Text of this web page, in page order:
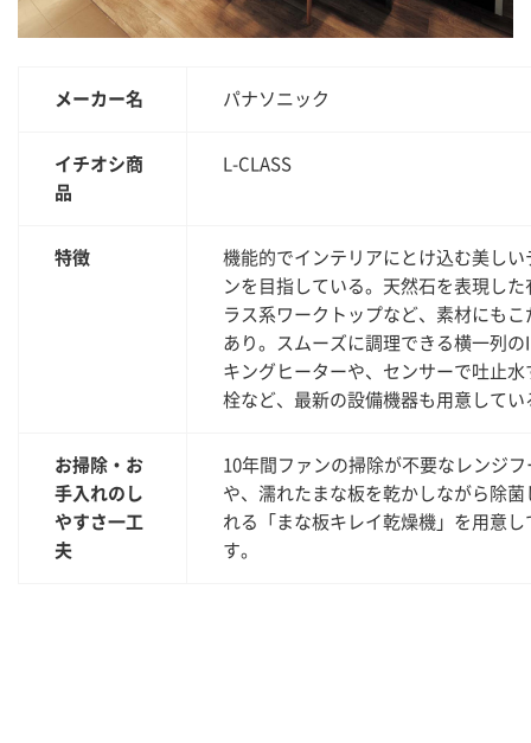
メーカー名 パナソニック
イチオシ商
品
L-CLASS
特徴
機能的でインテリアにとけ込む美しい
ンを目指している。天然石を表現した
ラス系ワークトップなど、素材にもこ
あり。スムーズに調理できる横一列の
キングヒーターや、センサーで吐止水
栓など、最新の設備機器も用意してい
お掃除・お
手入れのし
やすさ一工
夫
10年間ファンの掃除が不要なレンジフ
や、濡れたまな板を乾かしながら除菌
れる「まな板キレイ乾燥機」を用意し
す。